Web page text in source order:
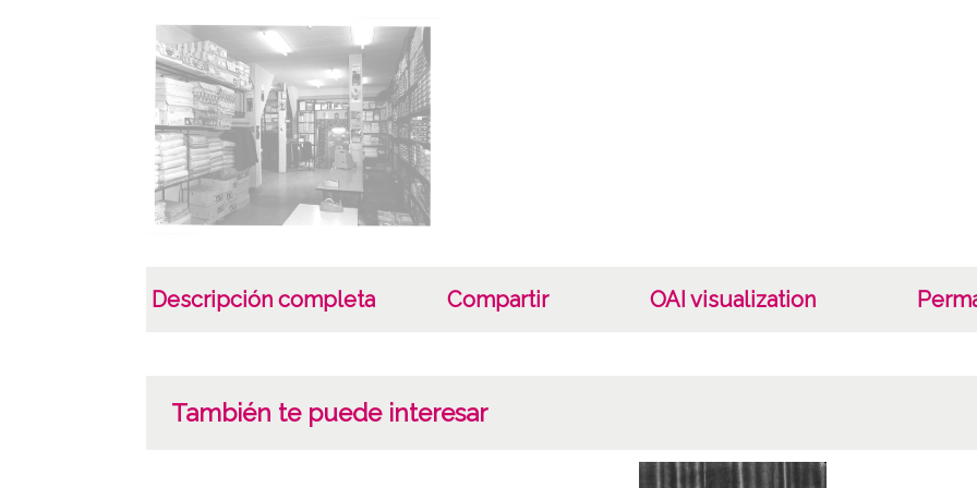
Descripción completa Compartir OAI visualization
También te puede interesar